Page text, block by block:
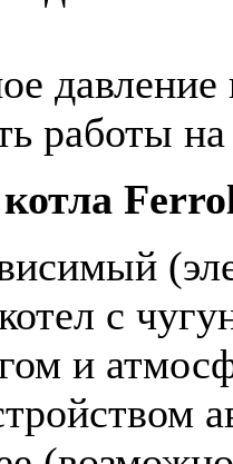
давление
работы
с
и